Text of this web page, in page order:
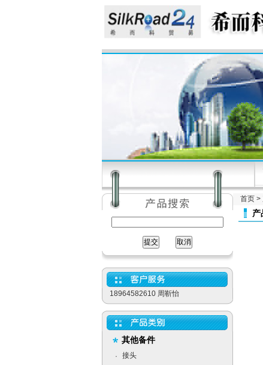
18964582610 周靳怡
其他备件
·
接头
首页 >
产